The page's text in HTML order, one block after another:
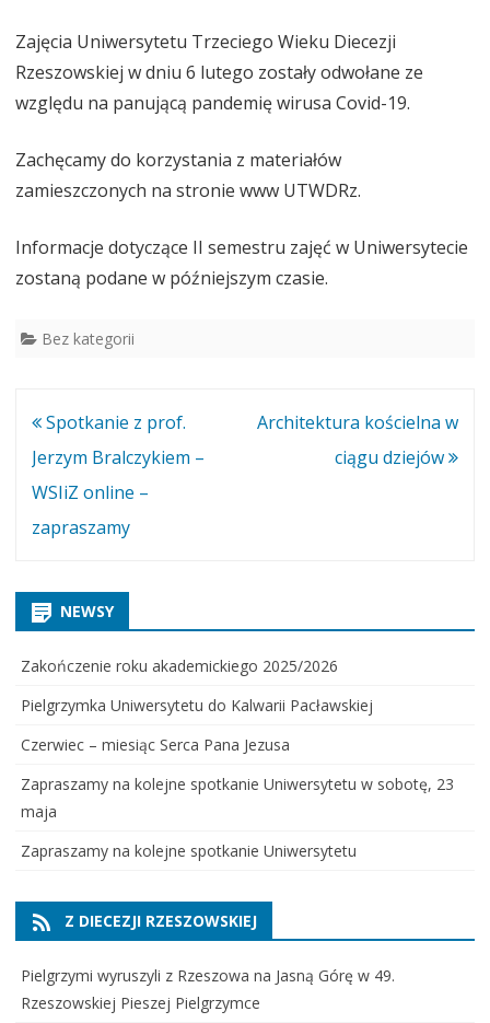
w
lutym
ze
względu
na
pandemię
Zajęcia Uniwersytetu Trzeciego Wieku Diecezji
Rzeszowskiej w dniu 6 lutego zostały odwołane ze
względu na panującą pandemię wirusa Covid-19.
Zachęcamy do korzystania z materiałów
zamieszczonych na stronie www UTWDRz.
Informacje dotyczące II semestru zajęć w Uniwersytecie
zostaną podane w późniejszym czasie.
Bez kategorii
Nawigacja
wpisu
Spotkanie z prof.
Jerzym Bralczykiem –
WSIiZ online –
zapraszamy
Architektura kościelna w
ciągu dziejów
NEWSY
Zakończenie roku akademickiego 2025/2026
Pielgrzymka Uniwersytetu do Kalwarii Pacławskiej
Czerwiec – miesiąc Serca Pana Jezusa
Zapraszamy na kolejne spotkanie Uniwersytetu w sobotę, 23
maja
Zapraszamy na kolejne spotkanie Uniwersytetu
Z DIECEZJI RZESZOWSKIEJ
Pielgrzymi wyruszyli z Rzeszowa na Jasną Górę w 49.
Rzeszowskiej Pieszej Pielgrzymce